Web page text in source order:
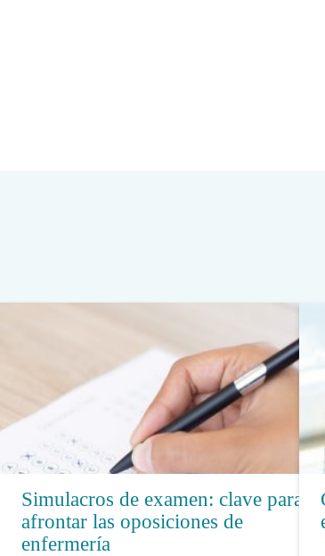
Simulacros de examen: clave para
afrontar las oposiciones de
enfermería